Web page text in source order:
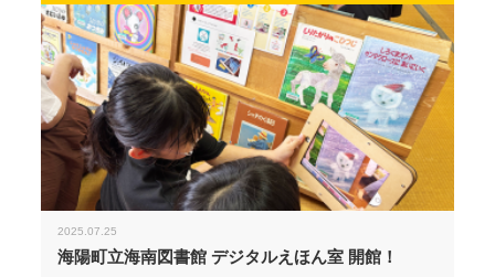
2025.07.25
海陽町立海南図書館 デジタルえほん室 開館！